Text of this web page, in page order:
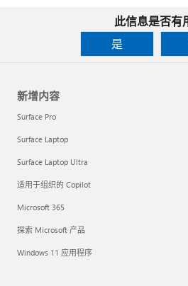
此信息是否有
是
新增内容
Surface Pro
Surface Laptop
Surface Laptop Ultra
适用于组织的 Copilot
Microsoft 365
探索 Microsoft 产品
Windows 11 应用程序